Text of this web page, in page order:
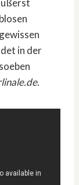
in der